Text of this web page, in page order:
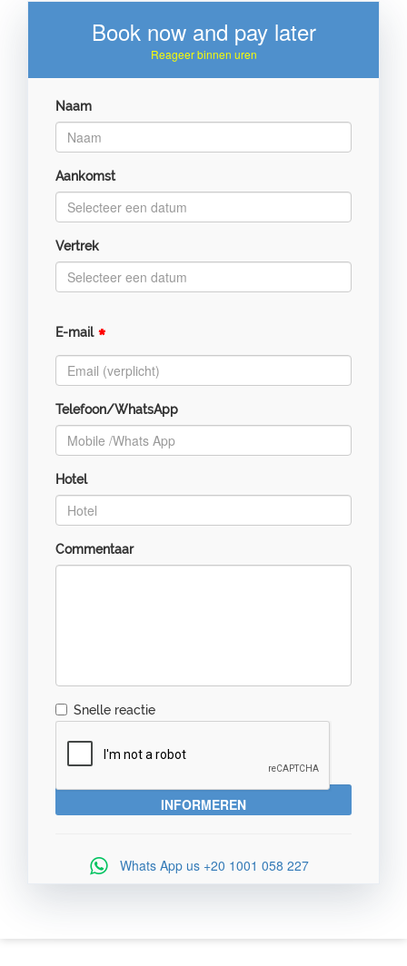
Book now and pay later
Reageer binnen uren
Naam
Aankomst
Vertrek
E-mail *
Telefoon/WhatsApp
Hotel
Commentaar
Snelle reactie
Whats App us +20 1001 058 227